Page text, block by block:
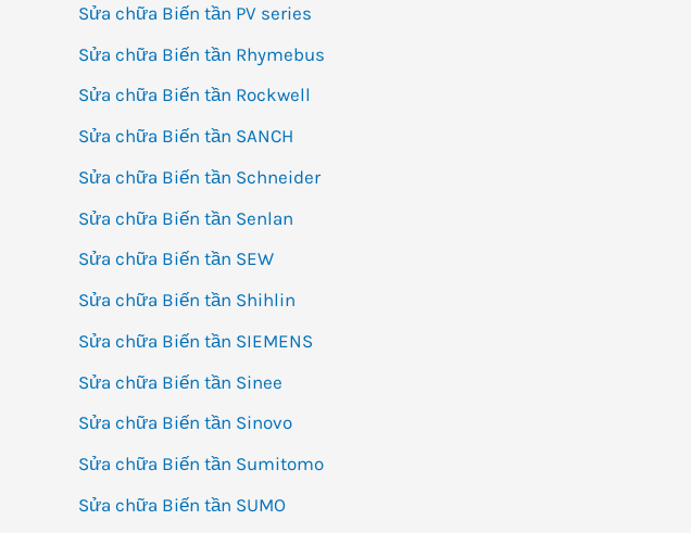
Sửa chữa Biến tần PV series
Sửa chữa Biến tần Rhymebus
Sửa chữa Biến tần Rockwell
Sửa chữa Biến tần SANCH
Sửa chữa Biến tần Schneider
Sửa chữa Biến tần Senlan
Sửa chữa Biến tần SEW
Sửa chữa Biến tần Shihlin
Sửa chữa Biến tần SIEMENS
Sửa chữa Biến tần Sinee
Sửa chữa Biến tần Sinovo
Sửa chữa Biến tần Sumitomo
Sửa chữa Biến tần SUMO